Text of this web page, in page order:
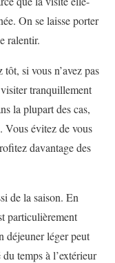
On se laisse porter
ralentir.
si vous n’avez pas
tranquillement
la plupart des cas,
Vous évitez de vous
davantage des
de la saison. En
particulièrement
déjeuner léger peut
temps à l’extérieur